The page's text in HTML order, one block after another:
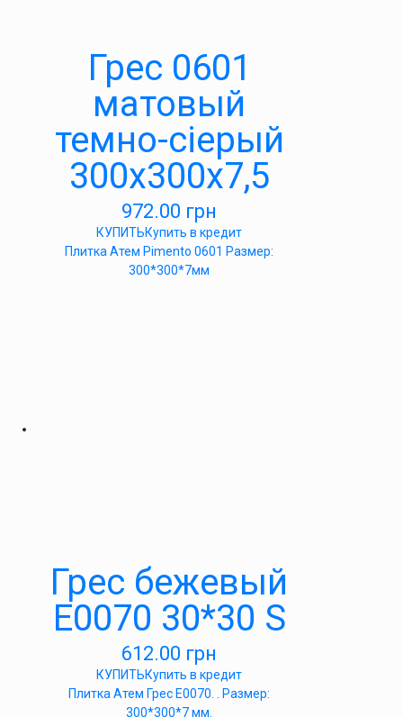
Грес 0601
матовый
темно-сіерый
300х300х7,5
972.00 грн
КУПИТЬКупить в кредит
Плитка Атем Pimento 0601 Размер:
300*300*7мм
Грес бежевый
E0070 30*30 S
612.00 грн
КУПИТЬКупить в кредит
Плитка Атем Грес Е0070. . Размер:
300*300*7 мм.